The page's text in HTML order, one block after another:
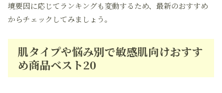
境要因に応じてランキングも変動するため、最新のおすすめ
からチェックしてみましょう。
肌タイプや悩み別で敏感肌向けおすす
め商品ベスト20